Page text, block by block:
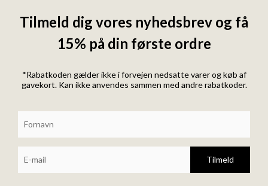
Tilmeld dig vores nyhedsbrev og få
15% på din første ordre
*Rabatkoden gælder ikke i forvejen nedsatte varer og køb af
gavekort. Kan ikke anvendes sammen med andre rabatkoder.
Tilmeld